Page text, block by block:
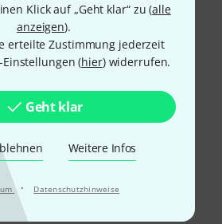
Klick auf „Geht klar“ zu (alle
anzeigen).
erteilte Zustimmung jederzeit
(hier) widerrufen.
Geht klar
Weitere Infos
· Datenschutzhinweise
und sicher per Nachnahme,
Pay,Klarna Sofort bezahlen
Garantie